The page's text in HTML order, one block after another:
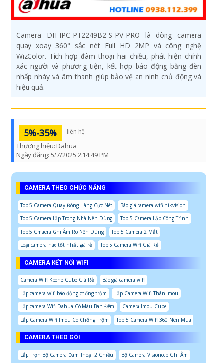
Camera DH-IPC-PT2249B2-S-PV-PRO là dòng camera
quay xoay 360° sắc nét Full HD 2MP và công nghệ
WizColor. Tích hợp đàm thoại hai chiều, phát hiện chính
xác người và phương tiện, kết hợp báo động bằng đèn
nhấp nháy và âm thanh giúp bảo vệ an ninh chủ động và
hiệu quả.
5%-35% liên hệ
Thương hiệu: Dahua
Ngày đăng: 5/7/2025 2:14:49 PM
CAMERA THEO CHỨC NĂNG
Top 5 Camera Quay Đóng Hàng Cực Nét
Báo giá camera wifi hikvision
Top 5 Camera Lắp Trong Nhà Nên Dùng
Top 5 Camera Lắp Công Trình
Top 5 Cmaera Ghi Âm Rõ Nên Dùng
Top 5 Camera 2 Mắt
Loại camera nào tốt nhất giá rẻ
Top 5 Camera Wifi Giá Rẻ
CAMERA KẾT NỐI WIFI
Camera Wifi Kbone Cube Giá Rẻ
Báo giá camera wifi
Lắp camera wifi báo động chống trộm
Lắp Camera Wifi Thân Imou
Lắp camera Wifi Dahua Có Màu Ban Đêm
Camera Imou Cube
Lắp Camera Wifi Imou Có Chống Trộm
Top 5 Camera Wifi 360 Nên Mua
CAMERA THEO GÓI
Lắp Trọn Bộ Camera Đàm Thoại 2 Chiều
Bộ Camera Visioncop Ghi Âm